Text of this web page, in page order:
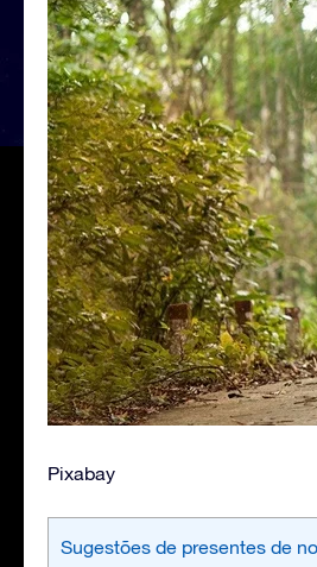
Pixabay
Sugestões de presentes de